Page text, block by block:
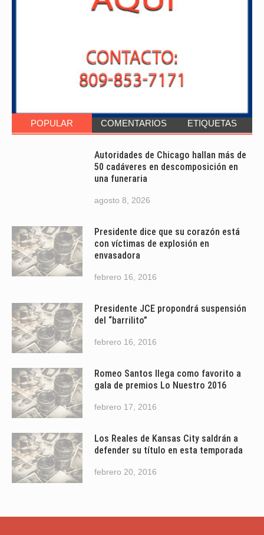
POPULAR COMENTARIOS ETIQUETAS
Autoridades de Chicago hallan más de
50 cadáveres en descomposición en
una funeraria
agosto 8, 2026
Presidente dice que su corazón está
con víctimas de explosión en
envasadora
febrero 16, 2016
Presidente JCE propondrá suspensión
del “barrilito”
febrero 16, 2016
Romeo Santos llega como favorito a
gala de premios Lo Nuestro 2016
febrero 17, 2016
Los Reales de Kansas City saldrán a
defender su título en esta temporada
febrero 20, 2016